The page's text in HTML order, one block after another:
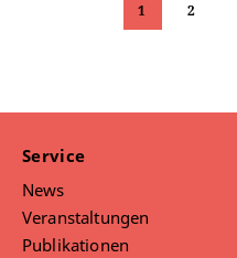
1 2
Service
News
Veranstaltungen
Publikationen